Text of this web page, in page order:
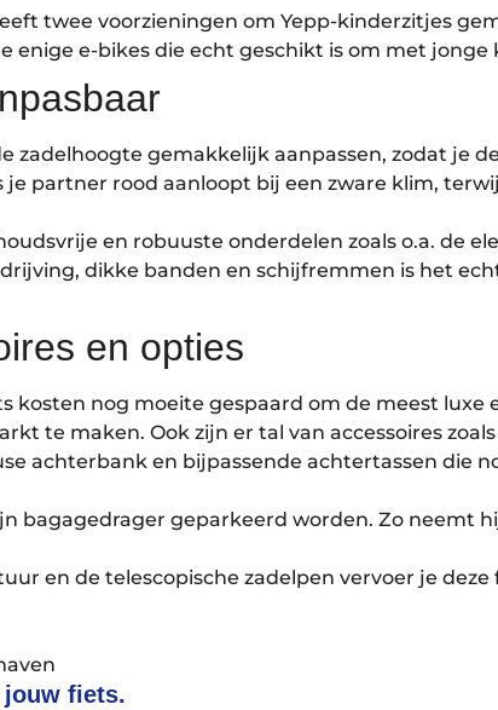
twee voorzieningen om Yepp-kinderzitjes
enige e-bikes die echt geschikt is om met jonge
zadelhoogte gemakkelijk aanpassen, zodat je
je partner rood aanloopt bij een zware klim,
en robuuste onderdelen zoals o.a. de
dikke banden en schijfremmen is het
en opties
kosten nog moeite gespaard om de meest luxe
te maken. Ook zijn er tal van accessoires
achterbank en bijpassende achtertassen die
bagagedrager geparkeerd worden. Zo neemt
en de telescopische zadelpen vervoer je
jouw fiets.